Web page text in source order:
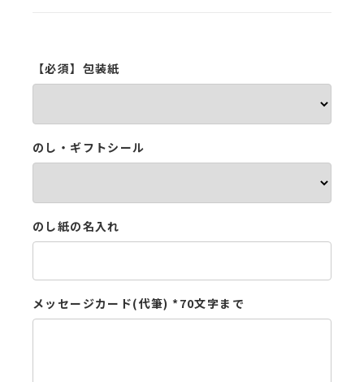
類似商品と不正転売について
プライバシーポリシー
【必須】包装紙
のし・ギフトシール
のし紙の名入れ
メッセージカード(代筆) *70文字まで